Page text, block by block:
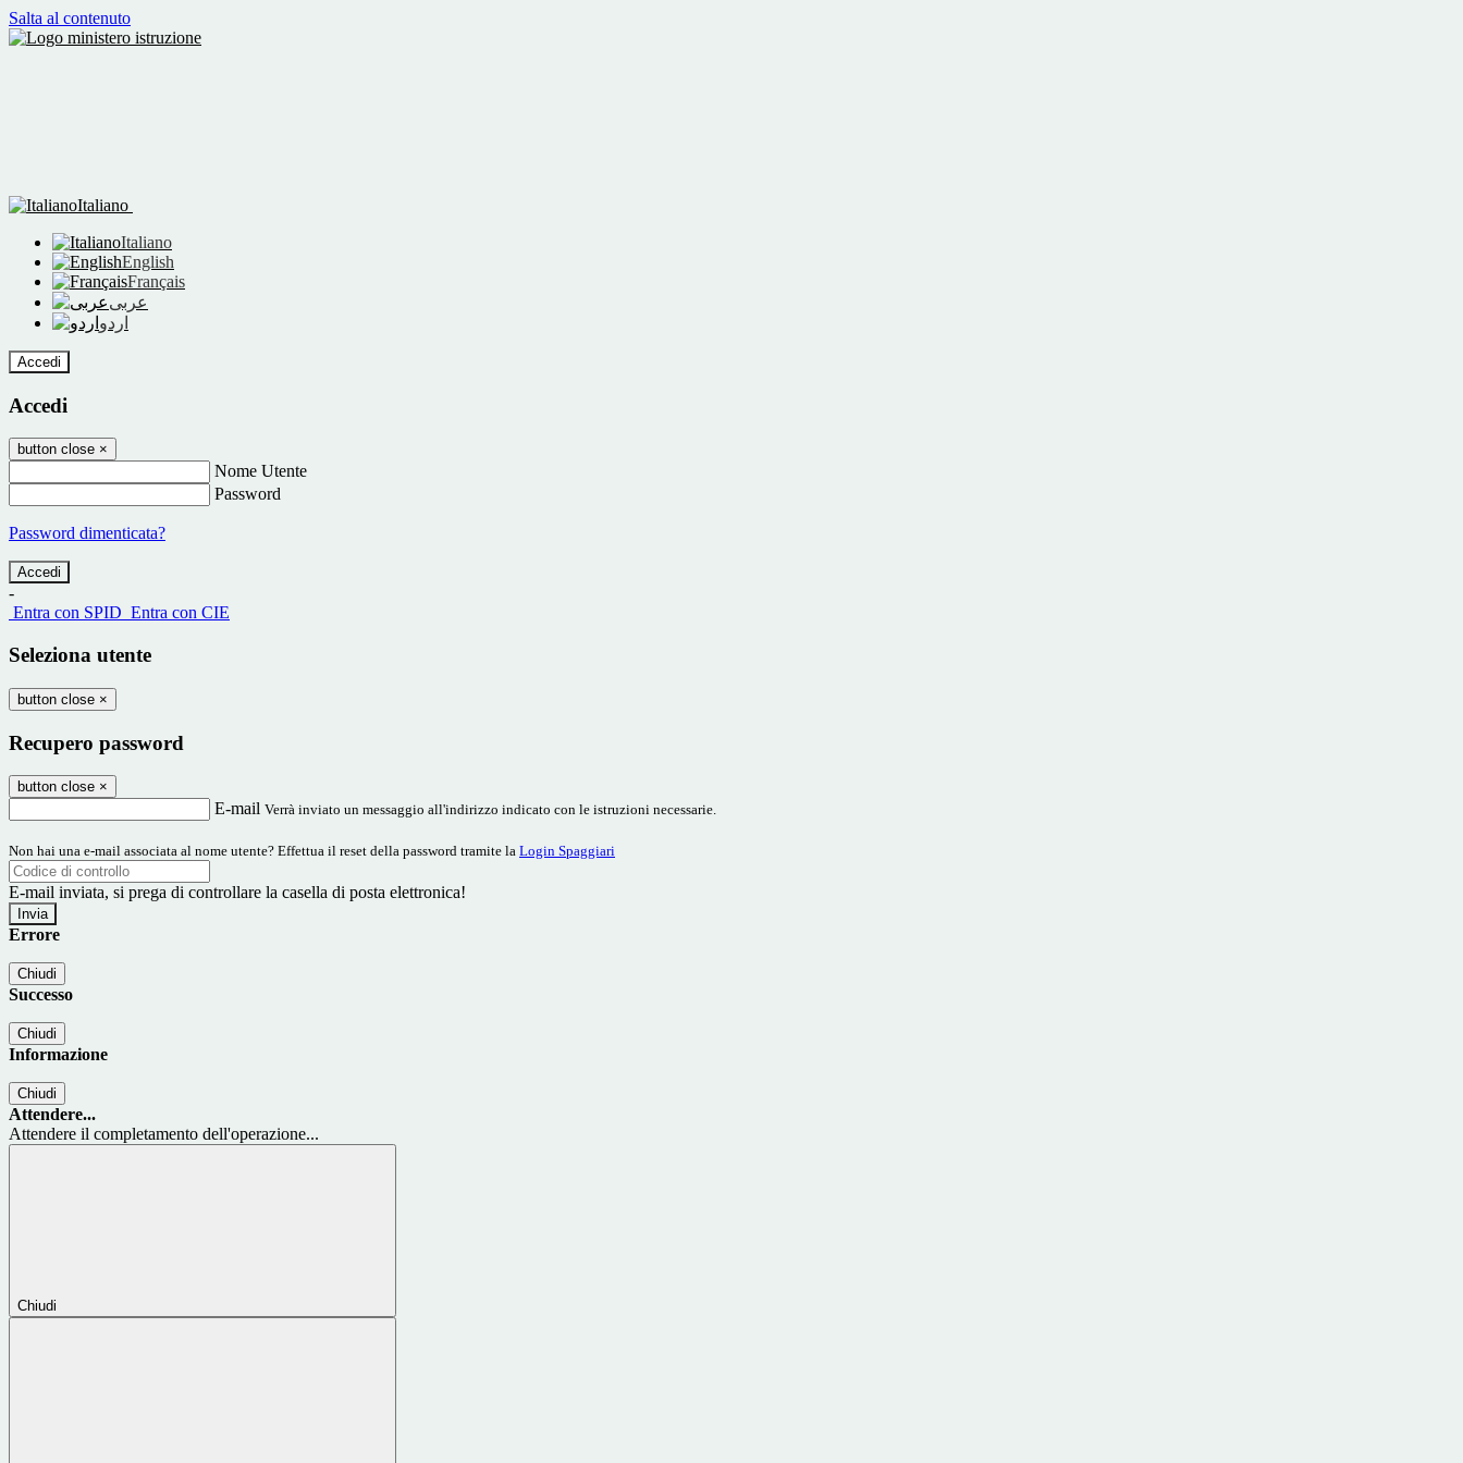
Salta al contenuto
Italiano
Italiano
English
Français
عربى
اردو
Accedi
Accedi
button close ×
Nome Utente
Password
Password dimenticata?
-
Entra con SPID Entra con CIE
Seleziona utente
button close ×
Recupero password
button close ×
E-mail Verrà inviato un messaggio all'indirizzo indicato con le istruzioni necessarie.
Non hai una e-mail associata al nome utente? Effettua il reset della password tramite la Login Spaggiari
E-mail inviata, si prega di controllare la casella di posta elettronica!
Errore
Chiudi
Successo
Chiudi
Informazione
Chiudi
Attendere...
Attendere il completamento dell'operazione...
Chiudi